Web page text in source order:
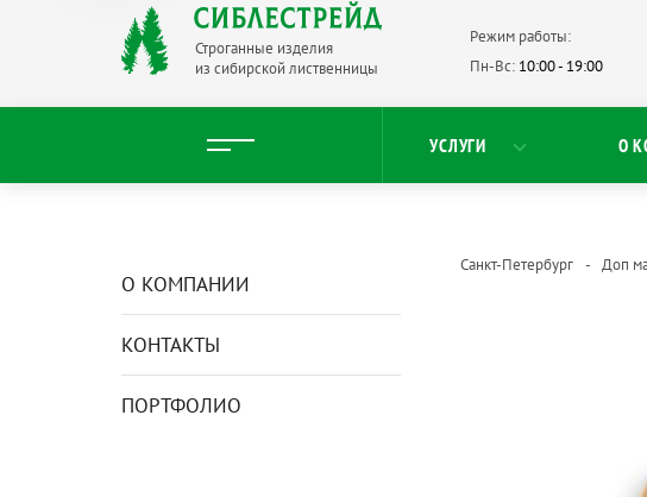
Строганные изделия
из сибирской лиственницы
УСЛУГИ О
Режим работы:
Пн-Вс: 10:00 - 19:00
О КОМПАНИИ
КОНТАКТЫ
ПОРТФОЛИО
Санкт-Петербург Доп